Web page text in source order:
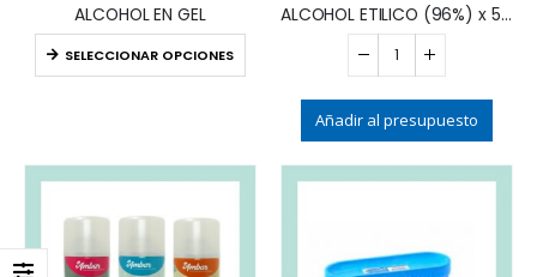
ALCOHOL EN GEL
SELECCIONAR OPCIONES
ALCOHOL ETILICO (96%) x 5 LTS
Añadir al presupuesto